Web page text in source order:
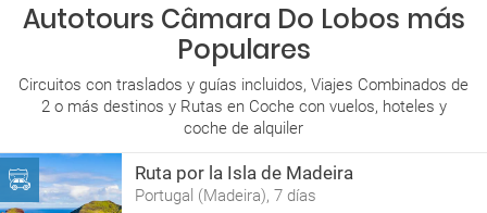
Autotours Câmara Do Lobos más
Populares
Circuitos con traslados y guías incluidos, Viajes Combinados de
2 o más destinos y Rutas en Coche con vuelos, hoteles y
coche de alquiler
Ruta por la Isla de Madeira
Portugal (Madeira), 7 días